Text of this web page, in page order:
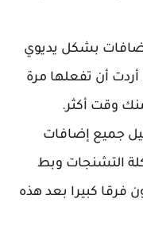
بشكل يديوي
أن تفعلها مرة
وقت أكثر.
جميع إضافات
التشنجات وبط
كبيرا بعد هذه